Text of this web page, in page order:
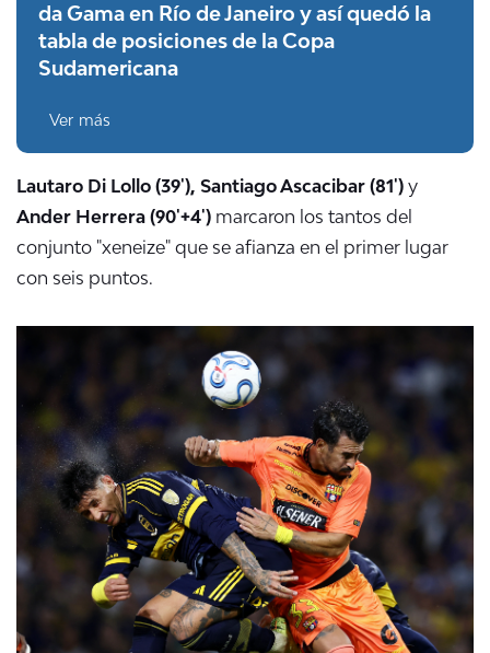
da Gama en Río de Janeiro y así quedó la
tabla de posiciones de la Copa
Sudamericana
Ver más
Lautaro Di Lollo (39'), Santiago Ascacibar (81') y
Ander Herrera (90'+4') marcaron los tantos del
conjunto "xeneize" que se afianza en el primer lugar
con seis puntos.